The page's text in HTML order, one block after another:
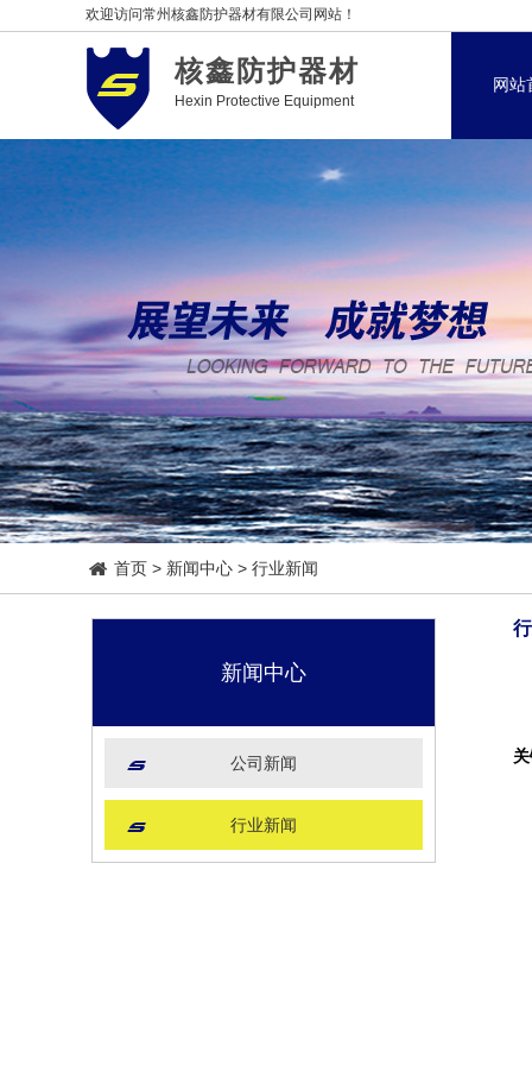
欢迎访问常州核鑫防护器材有限公司网站！
核鑫防护器材
Hexin Protective Equipment
网站
首页 > 新闻中心 > 行业新闻
新闻中心
公司新闻
行业新闻